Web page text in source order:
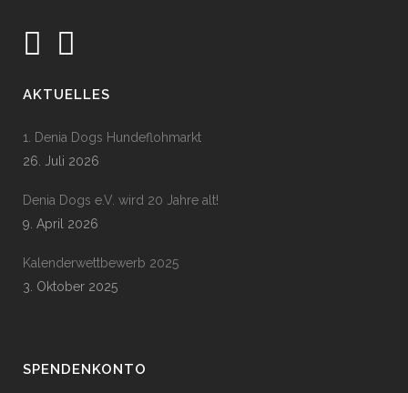
AKTUELLES
1. Denia Dogs Hundeflohmarkt
26. Juli 2026
Denia Dogs e.V. wird 20 Jahre alt!
9. April 2026
Kalenderwettbewerb 2025
3. Oktober 2025
SPENDENKONTO